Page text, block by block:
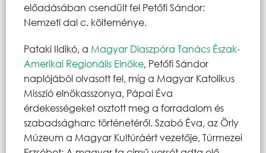
előadásában csendült fel Petőfi Sándor:
Nemzeti dal c. költeménye.
Pataki Ildikó, a Magyar Diaszpóra Tanács Észak-
Amerikai Regionális Elnöke, Petőfi Sándor
naplójából olvasott fel, míg a Magyar Katolikus
Misszió elnökasszonya, Pápai Éva
érdekességeket osztott meg a forradalom és
szabadságharc történetéről. Szabó Éva, az Örly
Múzeum a Magyar Kultúráért vezetője, Túrmezei